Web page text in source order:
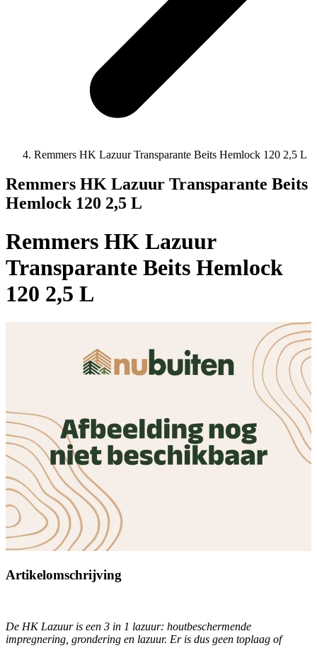
Remmers HK Lazuur Transparante Beits Hemlock 120 2,5 L
Remmers HK Lazuur Transparante Beits
Hemlock 120 2,5 L
Remmers HK Lazuur
Transparante Beits Hemlock
120 2,5 L
Artikelomschrijving
De HK Lazuur is een 3 in 1 lazuur: houtbeschermende
impregnering, grondering en lazuur. Er is dus geen toplaag of